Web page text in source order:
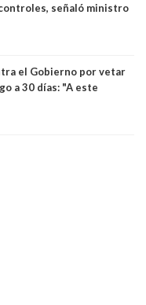
señaló ministro
el Gobierno por vetar
a 30 días: "A este